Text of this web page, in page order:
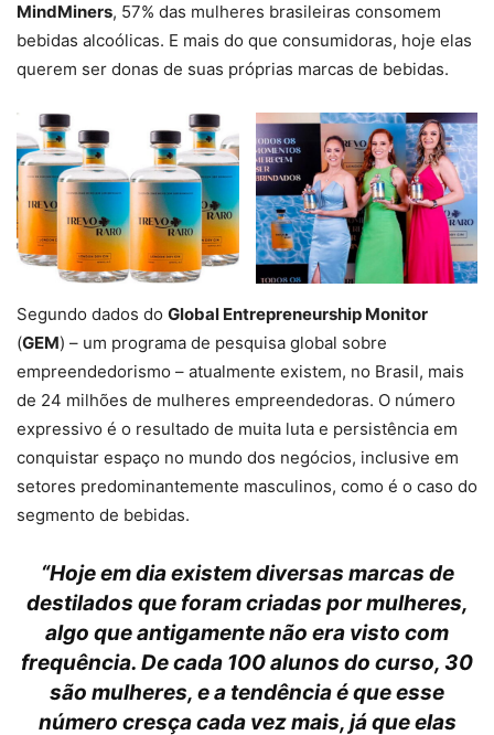
MindMiners, 57% das mulheres brasileiras consomem
bebidas alcoólicas. E mais do que consumidoras, hoje elas
querem ser donas de suas próprias marcas de bebidas.
Segundo dados do Global Entrepreneurship Monitor
(GEM) – um programa de pesquisa global sobre
empreendedorismo – atualmente existem, no Brasil, mais
de 24 milhões de mulheres empreendedoras. O número
expressivo é o resultado de muita luta e persistência em
conquistar espaço no mundo dos negócios, inclusive em
setores predominantemente masculinos, como é o caso do
segmento de bebidas.
“Hoje em dia existem diversas marcas de
destilados que foram criadas por mulheres,
algo que antigamente não era visto com
frequência. De cada 100 alunos do curso, 30
são mulheres, e a tendência é que esse
número cresça cada vez mais, já que elas